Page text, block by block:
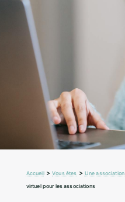
Accueil>Vous êtes > Une association
virtuel pour les associations